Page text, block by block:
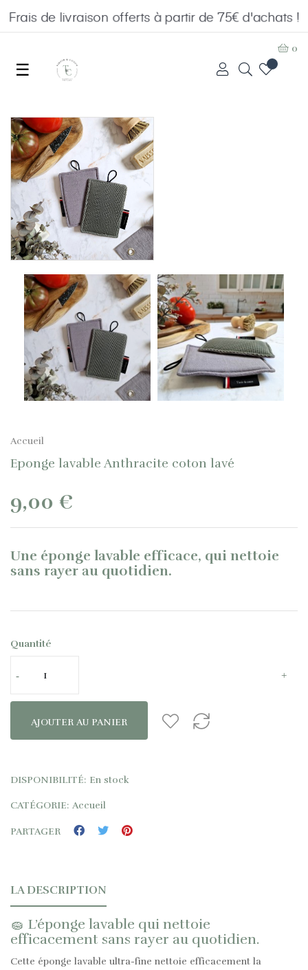
Frais de livraison offerts à partir de 75€ d'achats !
Basculer
la
navigation
☰
0
Accueil
Eponge lavable Anthracite coton lavé
9,00 €
Une éponge lavable efficace, qui nettoie
sans rayer au quotidien.
Quantité
AJOUTER AU PANIER
DISPONIBILITÉ: En stock
CATÉGORIE: Accueil
PARTAGER
LA DESCRIPTION
🧽 L’éponge lavable qui nettoie
efficacement sans rayer au quotidien.
Cette éponge lavable ultra-fine nettoie efficacement la